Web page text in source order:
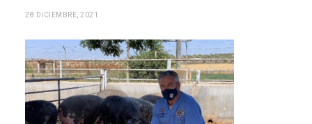
28 DICIEMBRE, 2021